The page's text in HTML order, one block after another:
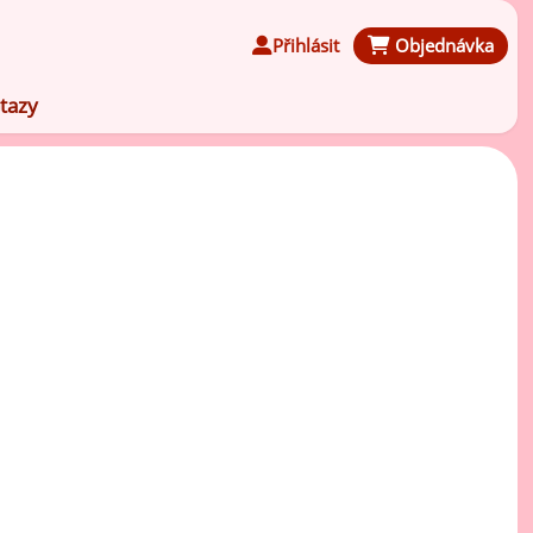
Přihlásit Objednávka